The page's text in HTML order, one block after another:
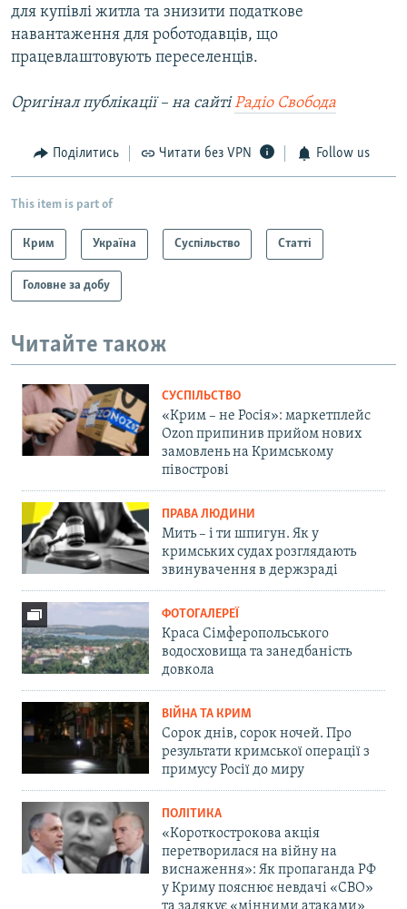
для купівлі житла та знизити податкове
навантаження для роботодавців, що
працевлаштовують переселенців.
Оригінал публікації – на сайтіРадіо Свобода
Поділитись Читати без VPN Follow us
This item is part of
Крим Україна Суспільство Статті
Головне за добу
Читайте також
СУСПІЛЬСТВО
«Крим – не Росія»: маркетплейс
Ozon припинив прийом нових
замовлень на Кримському
півострові
ПРАВА ЛЮДИНИ
Мить – і ти шпигун. Як у
кримських судах розглядають
звинувачення в держзраді
ФОТОГАЛЕРЕЇ
Краса Сімферопольського
водосховища та занедбаність
довкола
ВІЙНА ТА КРИМ
Сорок днів, сорок ночей. Про
результати кримської операції з
примусу Росії до миру
ПОЛІТИКА
«Короткострокова акція
перетворилася на війну на
виснаження»: Як пропаганда РФ
у Криму пояснює невдачі «СВО»